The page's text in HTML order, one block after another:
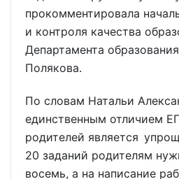
прокомментировала
и контроля качества
Департамента
Полякова.
По словам Натальи
единственным отличием
родителей является
20 заданий родителям
восемь, а на написание